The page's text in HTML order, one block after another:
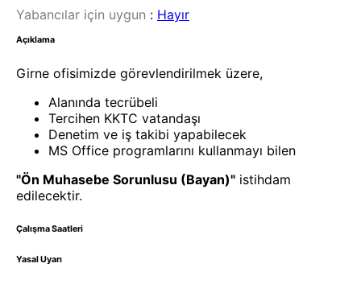
Yabancılar için uygun : Hayır
Açıklama
Girne ofisimizde görevlendirilmek üzere,
Alanında tecrübeli
Tercihen KKTC vatandaşı
Denetim ve iş takibi yapabilecek
MS Office programlarını kullanmayı bilen
"Ön Muhasebe Sorunlusu (Bayan)" istihdam
edilecektir.
Çalışma Saatleri
Yasal Uyarı